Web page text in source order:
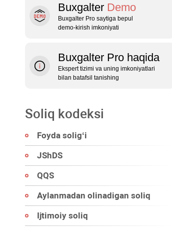
Buxgalter Demo
Buxgalter Pro saytiga bepul
demo‑kirish imkoniyati
Buxgalter Pro haqida
Ekspert tizimi va uning imkoniyatlari
bilan batafsil tanishing
Soliq kodeksi
Foyda soligʻi
JShDS
QQS
Aylanmadan olinadigan soliq
Ijtimoiy soliq